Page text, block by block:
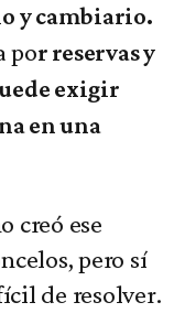
y cambiario.
por reservas y
exigir
en una
creó ese
pero sí
de resolver.